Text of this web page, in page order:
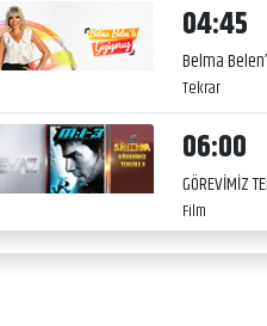
04:45
Belma
Tekrar
06:00
GÖREVİMİZ
Film